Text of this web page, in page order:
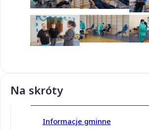
Na skróty
Informacje gminne